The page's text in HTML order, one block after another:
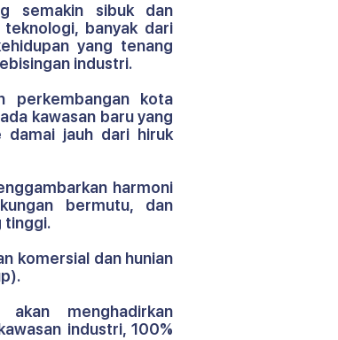
semakin sibuk dan
banyak dari
yang tenang
industri.
perkembangan kota
kawasan baru yang
damai jauh dari hiruk
harmoni
bermutu, dan
tinggi.
komersial dan hunian
industri, 100%